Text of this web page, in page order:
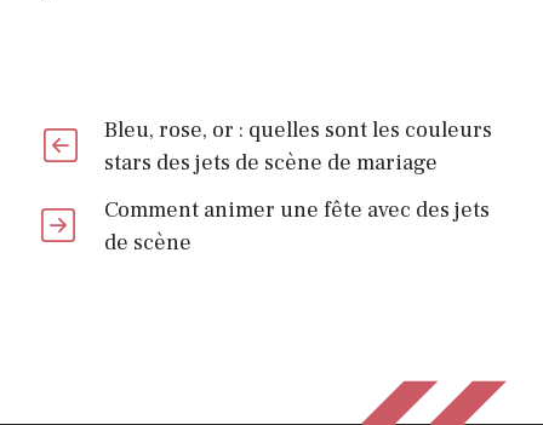
Bleu, rose, or : quelles sont les couleurs
stars des jets de scène de mariage
Comment animer une fête avec des jets
de scène